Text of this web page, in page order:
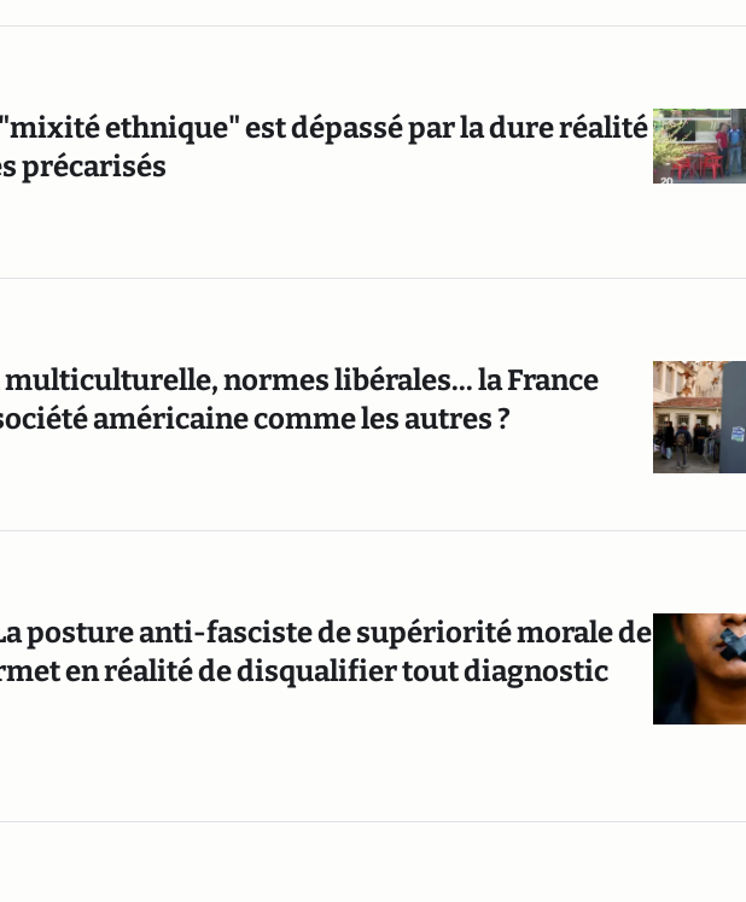
ethnique" est dépassé par la dure réalité
précarisés
normes libérales... la France
américaine comme les autres ?
posture anti-fasciste de supériorité morale de
en réalité de disqualifier tout diagnostic